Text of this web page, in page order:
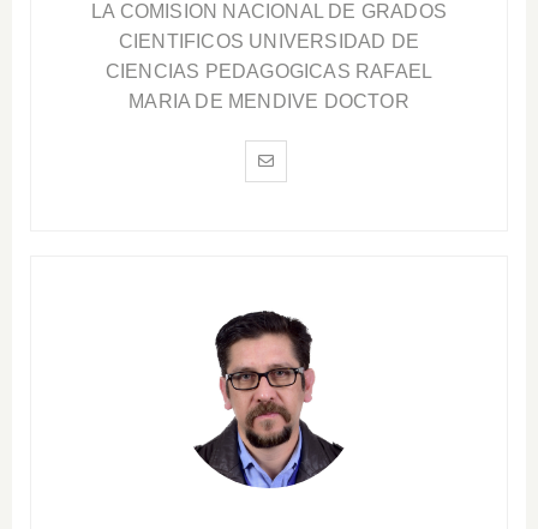
LA COMISION NACIONAL DE GRADOS
CIENTIFICOS UNIVERSIDAD DE
CIENCIAS PEDAGOGICAS RAFAEL
MARIA DE MENDIVE DOCTOR